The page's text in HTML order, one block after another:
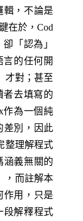
輯，不論是
在於，Cod
「認為」
言的任何開
才對；甚至
者去填寫的
作為一個純
差別，因此
整理解程式
涵義無關的
，而註解本
作用，只是
段解釋程式